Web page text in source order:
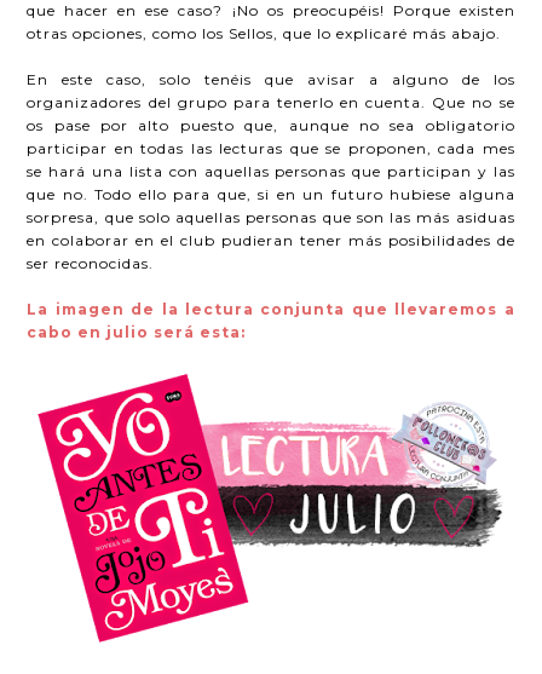
que hacer en ese caso? ¡No os preocupéis! Porque existen
otras opciones, como los Sellos, que lo explicaré más abajo.
En este caso, solo tenéis que avisar a alguno de los
organizadores del grupo para tenerlo en cuenta. Que no se
os pase por alto puesto que, aunque no sea obligatorio
participar en todas las lecturas que se proponen, cada mes
se hará una lista con aquellas personas que participan y las
que no. Todo ello para que, si en un futuro hubiese alguna
sorpresa, que solo aquellas personas que son las más asiduas
en colaborar en el club pudieran tener más posibilidades de
ser reconocidas.
La imagen de la lectura conjunta que llevaremos a
cabo en julio será esta: